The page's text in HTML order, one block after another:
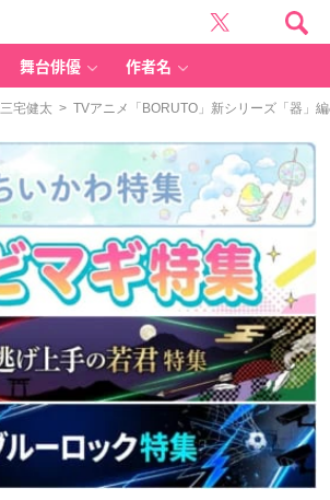
舞台俳優 作者名
三宅健太 > TVアニメ「BORUTO」新シリーズ「器」